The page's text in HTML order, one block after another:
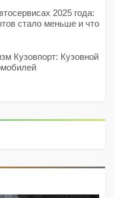
2025 года:
стало меньше и что
Кузовпорт: Кузовной